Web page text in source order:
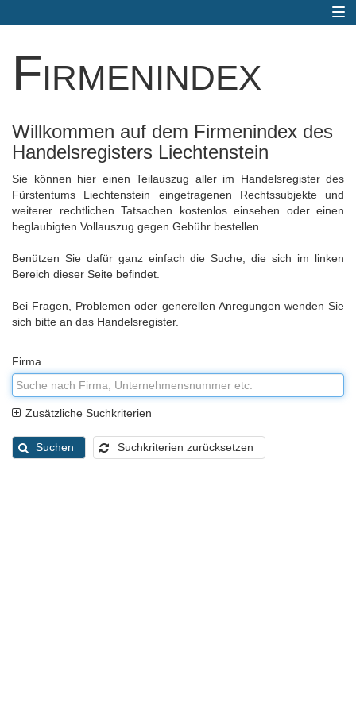
Firmenindex
Willkommen auf dem Firmenindex des
Handelsregisters Liechtenstein
Sie können hier einen Teilauszug aller im Handelsregister des
Fürstentums Liechtenstein eingetragenen Rechtssubjekte und
weiterer rechtlichen Tatsachen kostenlos einsehen oder einen
beglaubigten Vollauszug gegen Gebühr bestellen.
Benützen Sie dafür ganz einfach die Suche, die sich im linken
Bereich dieser Seite befindet.
Bei Fragen, Problemen oder generellen Anregungen wenden Sie
sich bitte an das Handelsregister.
Firma
Zusätzliche Suchkriterien
Suchen Suchkriterien zurücksetzen